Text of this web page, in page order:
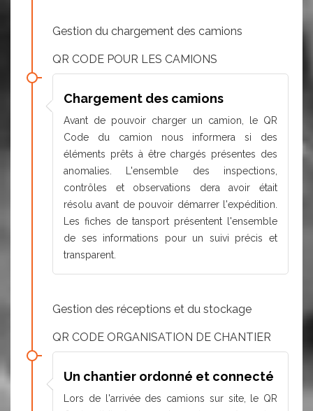
Gestion du chargement des camions
QR CODE POUR LES CAMIONS
Chargement des camions
Avant de pouvoir charger un camion, le QR
Code du camion nous informera si des
éléments prêts à être chargés présentes des
anomalies. L'ensemble des inspections,
contrôles et observations dera avoir était
résolu avant de pouvoir démarrer l'expédition.
Les fiches de tansport présentent l'ensemble
de ses informations pour un suivi précis et
transparent.
Gestion des réceptions et du stockage
QR CODE ORGANISATION DE CHANTIER
Un chantier ordonné et connecté
Lors de l'arrivée des camions sur site, le QR